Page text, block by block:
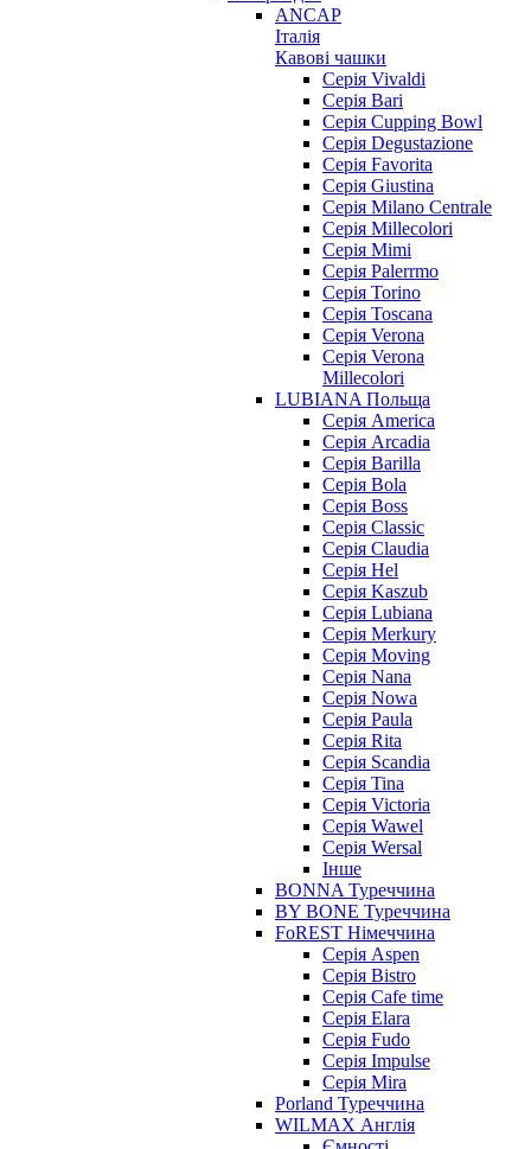
ANCAP
Італія
Кавові чашки
Cерія Vivaldi
Серія Bari
Серія Cupping Bowl
Серія Degustazione
Серія Favorita
Серія Giustina
Серія Milano Centrale
Серія Millecolori
Серія Mimi
Серія Palerrmo
Серія Torino
Серія Toscana
Серія Verona
Серія Verona
Millecolori
LUBIANA Польща
Серія America
Серія Arcadia
Серія Barilla
Серія Bola
Серія Boss
Серія Classic
Серія Claudia
Серія Hel
Серія Kaszub
Серія Lubiana
Серія Merkury
Серія Moving
Серія Nana
Серія Nowa
Серія Paula
Серія Rita
Серія Scandia
Серія Tina
Серія Victoria
Серія Wawel
Серія Wersal
Інше
BONNA Туреччина
BY BONE Туреччина
FoREST Німеччина
Серія Aspen
Серія Bistro
Серія Cafe time
Серія Elara
Серія Fudo
Серія Impulse
Серія Mira
Porland Туреччина
WILMAX Англія